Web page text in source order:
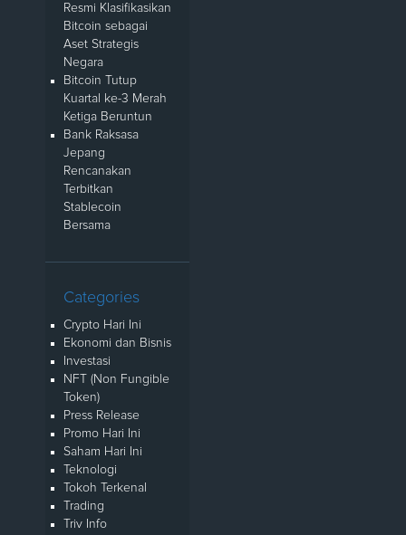
Resmi Klasifikasikan
Bitcoin sebagai
Aset Strategis
Negara
Bitcoin Tutup
Kuartal ke-3 Merah
Ketiga Beruntun
Bank Raksasa
Jepang
Rencanakan
Terbitkan
Stablecoin
Bersama
Categories
Crypto Hari Ini
Ekonomi dan Bisnis
Investasi
NFT (Non Fungible
Token)
Press Release
Promo Hari Ini
Saham Hari Ini
Teknologi
Tokoh Terkenal
Trading
Triv Info